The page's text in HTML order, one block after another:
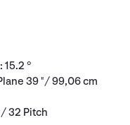
°
39 "/ 99,06 cm
32 Pitch